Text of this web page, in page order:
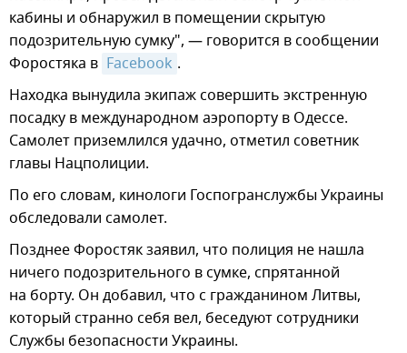
кабины и обнаружил в помещении скрытую
подозрительную сумку", — говорится в сообщении
Форостяка в Facebook .
Находка вынудила экипаж совершить экстренную
посадку в международном аэропорту в Одессе.
Самолет приземлился удачно, отметил советник
главы Нацполиции.
По его словам, кинологи Госпогранслужбы Украины
обследовали самолет.
Позднее Форостяк заявил, что полиция не нашла
ничего подозрительного в сумке, спрятанной
на борту. Он добавил, что с гражданином Литвы,
который странно себя вел, беседуют сотрудники
Службы безопасности Украины.